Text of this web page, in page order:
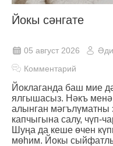
Йокы сәнгате
05 август 2026
Комментарий
Йоклаганда баш мие
ялгышасыз. Нәкъ
алынган мәгълүматны
капчыгына салу, чүп-
Шуңа да кеше өчен
мөһим. Йокы